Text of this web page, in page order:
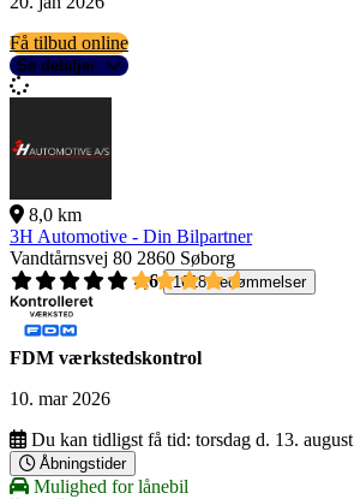
Få tilbud online
Se detaljer
8,0 km
3H Automotive - Din Bilpartner
Vandtårnsvej 80 2860 Søborg
4,6
1618 bedømmelser
FDM værkstedskontrol
10. mar 2026
Du kan tidligst få tid: torsdag d. 13. august
Åbningstider
Mulighed for lånebil